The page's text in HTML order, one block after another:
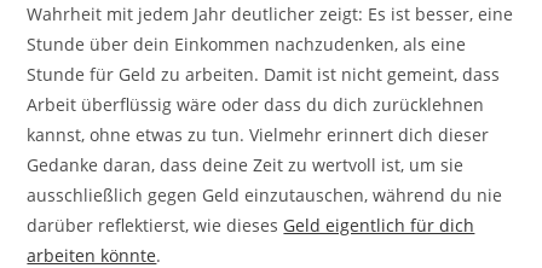
Wahrheit mit jedem Jahr deutlicher zeigt: Es ist besser, eine
Stunde über dein Einkommen nachzudenken, als eine
Stunde für Geld zu arbeiten. Damit ist nicht gemeint, dass
Arbeit überflüssig wäre oder dass du dich zurücklehnen
kannst, ohne etwas zu tun. Vielmehr erinnert dich dieser
Gedanke daran, dass deine Zeit zu wertvoll ist, um sie
ausschließlich gegen Geld einzutauschen, während du nie
darüber reflektierst, wie dieses Geld eigentlich für dich
arbeiten könnte.